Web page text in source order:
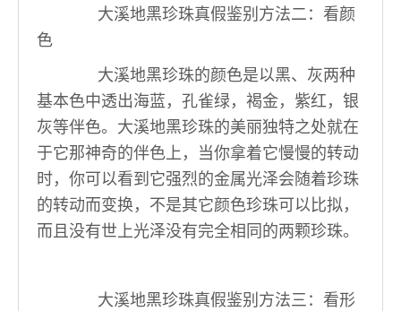
大溪地黑珍珠真假鉴别方法二：看颜
色
大溪地黑珍珠的颜色是以黑、灰两种
基本色中透出海蓝，孔雀绿，褐金，紫红，银
灰等伴色。大溪地黑珍珠的美丽独特之处就在
于它那神奇的伴色上，当你拿着它慢慢的转动
时，你可以看到它强烈的金属光泽会随着珍珠
的转动而变换，不是其它颜色珍珠可以比拟，
而且没有世上光泽没有完全相同的两颗珍珠。
大溪地黑珍珠真假鉴别方法三：看形